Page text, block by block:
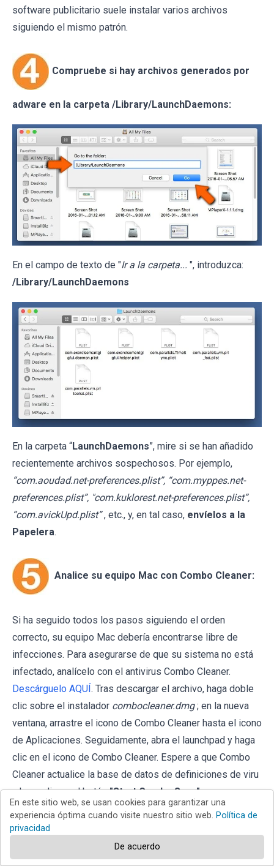
software publicitario suele instalar varios archivos
siguiendo el mismo patrón.
Compruebe si hay archivos generados por
adware en la carpeta /Library/LaunchDaemons:
En el campo de texto de "Ir a la carpeta... ", introduzca:
/Library/LaunchDaemons
En la carpeta “LaunchDaemons”, mire si se han añadido
recientemente archivos sospechosos. Por ejemplo,
“com.aoudad.net-preferences.plist”, “com.myppes.net-
preferences.plist”, "com.kuklorest.net-preferences.plist”,
“com.avickUpd.plist” , etc., y, en tal caso, envíelos a la
Papelera.
Analice su equipo Mac con Combo Cleaner:
Si ha seguido todos los pasos siguiendo el orden
correcto, su equipo Mac debería encontrarse libre de
infecciones. Para asegurarse de que su sistema no está
infectado, analícelo con el antivirus Combo Cleaner.
Descárguelo AQUÍ. Tras descargar el archivo, haga doble
clic sobre el instalador combocleaner.dmg ; en la nueva
ventana, arrastre el icono de Combo Cleaner hasta el icono
de Aplicaciones. Seguidamente, abra el launchpad y haga
clic en el icono de Combo Cleaner. Espere a que Combo
Cleaner actualice la base de datos de definiciones de viru
y haga clic en el botón"Start Combo Scan".
En este sitio web, se usan cookies para garantizar una
experiencia óptima cuando visite nuestro sitio web. Política de
privacidad
De acuerdo